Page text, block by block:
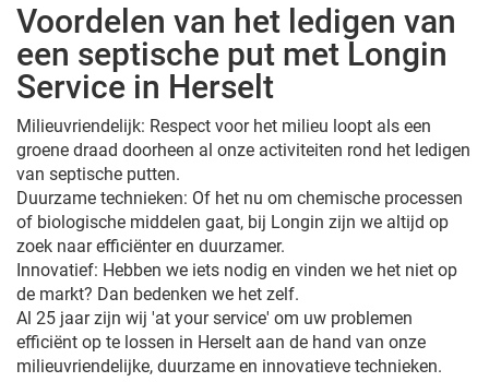
Voordelen van het ledigen van
een septische put met Longin
Service in Herselt
Milieuvriendelijk: Respect voor het milieu loopt als een
groene draad doorheen al onze activiteiten rond het ledigen
van septische putten.
Duurzame technieken: Of het nu om chemische processen
of biologische middelen gaat, bij Longin zijn we altijd op
zoek naar efficiënter en duurzamer.
Innovatief: Hebben we iets nodig en vinden we het niet op
de markt? Dan bedenken we het zelf.
Al 25 jaar zijn wij 'at your service' om uw problemen
efficiënt op te lossen in Herselt aan de hand van onze
milieuvriendelijke, duurzame en innovatieve technieken.